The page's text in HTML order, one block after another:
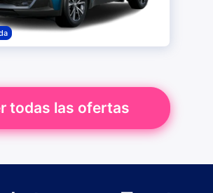
todas las ofertas